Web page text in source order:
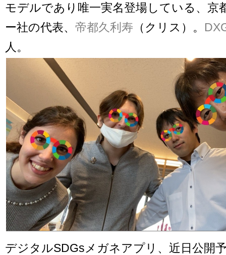
モデルであり唯一実名登場している、京
ー社の代表、 帝都久利寿 （クリス）。
人。
デジタルSDGsメガネアプリ、近日公開